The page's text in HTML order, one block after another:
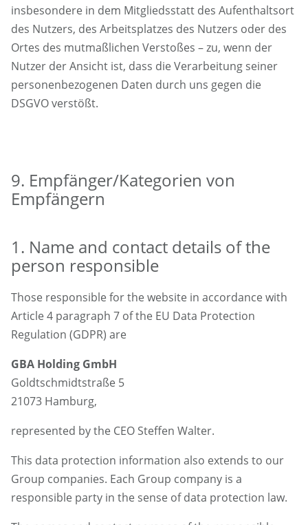
insbesondere in dem Mitgliedsstatt des Aufenthaltsort
des Nutzers, des Arbeitsplatzes des Nutzers oder des
Ortes des mutmaßlichen Verstoßes – zu, wenn der
Nutzer der Ansicht ist, dass die Verarbeitung seiner
personenbezogenen Daten durch uns gegen die
DSGVO verstößt.
9. Empfänger/Kategorien von
Empfängern
1. Name and contact details of the
person responsible
Those responsible for the website in accordance with
Article 4 paragraph 7 of the EU Data Protection
Regulation (GDPR) are
GBA Holding GmbH
Goldtschmidtstraße 5
21073 Hamburg,
represented by the CEO Steffen Walter.
This data protection information also extends to our
Group companies. Each Group company is a
responsible party in the sense of data protection law.